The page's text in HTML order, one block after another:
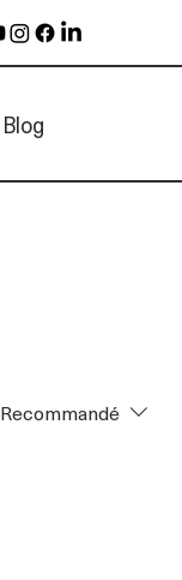
Blog
Recommandé